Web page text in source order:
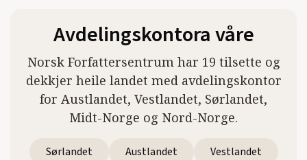
Avdelingskontora våre
Norsk Forfattersentrum har 19 tilsette og
dekkjer heile landet med avdelingskontor
for Austlandet, Vestlandet, Sørlandet,
Midt-Norge og Nord-Norge.
Sørlandet Austlandet
Vestlandet